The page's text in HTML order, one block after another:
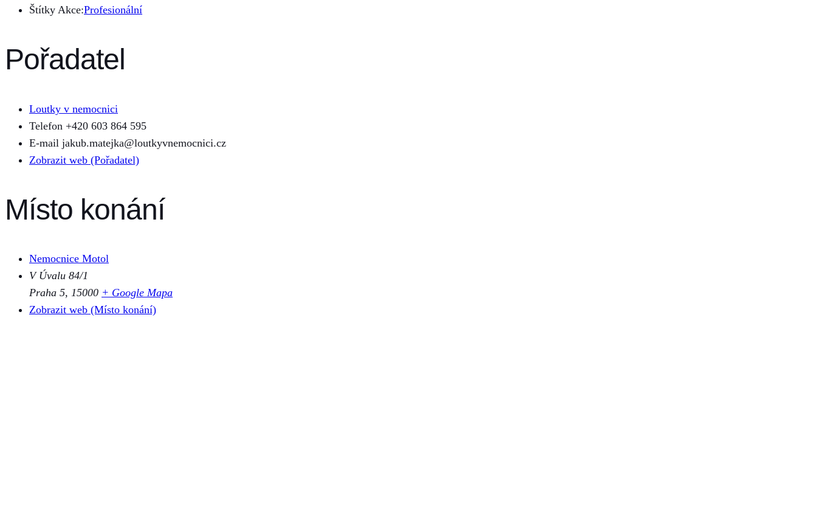
Štítky Akce:Profesionální
Pořadatel
Loutky v nemocnici
Telefon +420 603 864 595
E-mail jakub.matejka@loutkyvnemocnici.cz
Zobrazit web (Pořadatel)
Místo konání
Nemocnice Motol
V Úvalu 84/1
Praha 5, 15000 + Google Mapa
Zobrazit web (Místo konání)